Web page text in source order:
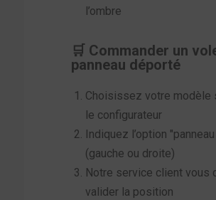
l’ombre
🛒 Commander un
panneau déporté
Choisissez votre modèle
le configurateur
Indiquez l’option
(gauche ou droite)
Notre service client vous
valider la position